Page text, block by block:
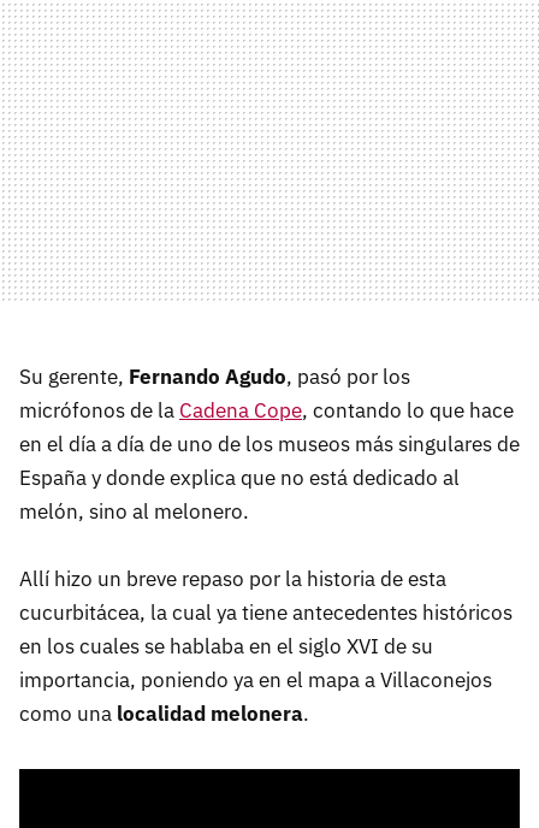
Su gerente, Fernando Agudo, pasó por los
micrófonos de la Cadena Cope, contando lo que hace
en el día a día de uno de los museos más singulares de
España y donde explica que no está dedicado al
melón, sino al melonero.
Allí hizo un breve repaso por la historia de esta
cucurbitácea, la cual ya tiene antecedentes históricos
en los cuales se hablaba en el siglo XVI de su
importancia, poniendo ya en el mapa a Villaconejos
como una localidad melonera.